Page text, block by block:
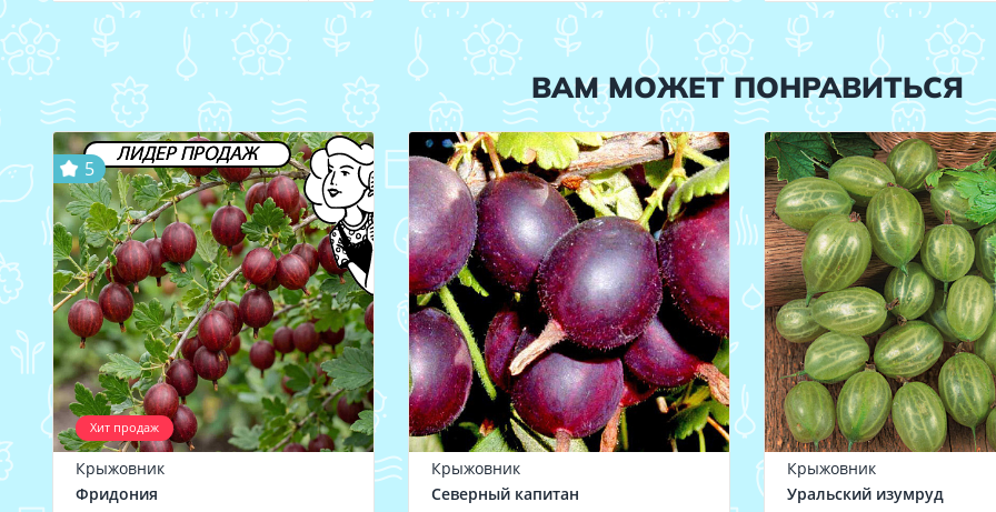
ВАМ МОЖЕТ ПОНРАВИТЬСЯ
ЛИДЕР ПРОДАЖ
Хит продаж
5
Крыжовник
Фридония
Крыжовник
Северный капитан
Крыжовник
Уральский изумруд